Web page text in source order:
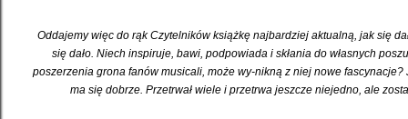
Oddajemy więc do rąk Czytelników książkę najbardziej aktualną, jak się
się dało. Niech inspiruje, bawi, podpowiada i skłania do własnych
poszerzenia grona fanów musicali, może wy-nikną z niej nowe
ma się dobrze. Przetrwał wiele i przetrwa jeszcze niejedno, ale